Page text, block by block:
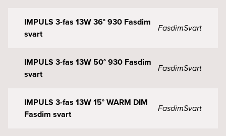
IMPULS 3-fas 13W 36° 930 Fasdim
svart
FasdimSvart
IMPULS 3-fas 13W 50° 930 Fasdim
svart
FasdimSvart
IMPULS 3-fas 13W 15° WARM DIM
Fasdim svart
FasdimSvart